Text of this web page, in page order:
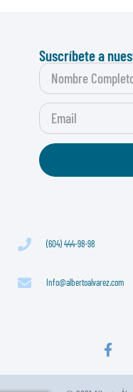
Suscríbete a
(604) 444-98-98
Info@albertoalvarez.com